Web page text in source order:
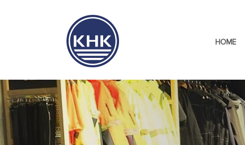
HOME